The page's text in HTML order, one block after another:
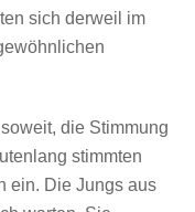
sich derweil im
die Stimmung
stimmten
ein. Die Jungs aus